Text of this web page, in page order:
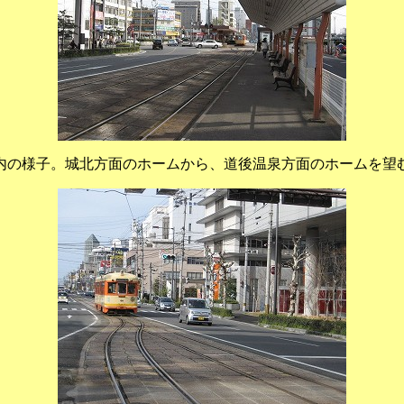
の様子。城北方面のホームから、道後温泉方面のホームを望